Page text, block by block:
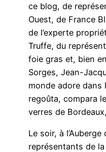
ce blog, de
Ouest, de France
de l’experte
Truffe, du
foie gras et, bien
Sorges, Jean-
monde adore dans
regoûta, compara
verres de
Le soir, à
représentants de